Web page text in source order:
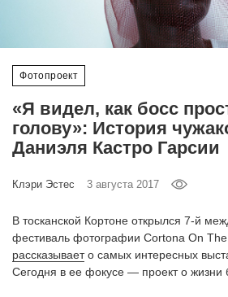
Фотопроект
«Я видел, как босс
голову»: История
Даниэля Кастро Гарсии
Клэри Эстес 3 августа 2017
В тосканской Кортоне открылся 7-й
фестиваль фотографии Cortona On
рассказываето самых интересных
Сегодня в ее фокусе — проект о жизни